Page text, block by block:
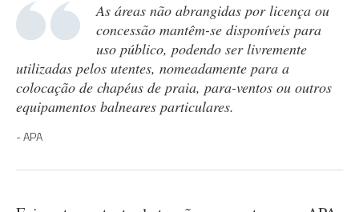
As áreas não abrangidas por licença ou
concessão mantêm-se disponíveis para
uso público, podendo ser livremente
utilizadas pelos utentes, nomeadamente para a
colocação de chapéus de praia, para-ventos ou outros
equipamentos balneares particulares.
APA